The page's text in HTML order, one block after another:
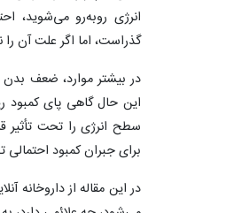
انرژی روبه‌رو می‌شوید،
گذراست، اما اگر علت آن را
در بیشتر موارد، ضعف بدن
این حال گاهی پای کمبود
سطح انرژی را تحت
برای جبران کمبود احتمالی
در این مقاله از داروخانه